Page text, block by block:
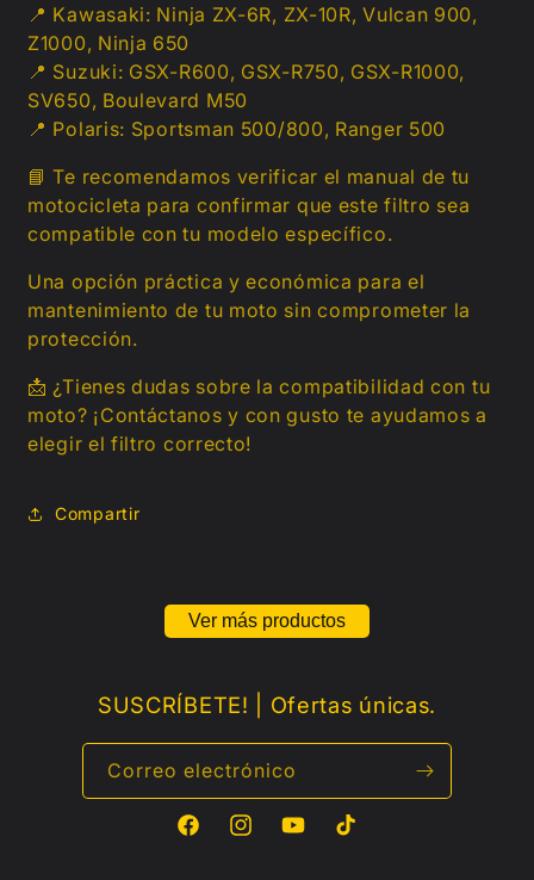
📍 Kawasaki: Ninja ZX-6R, ZX-10R, Vulcan 900,
Z1000, Ninja 650
📍 Suzuki: GSX-R600, GSX-R750, GSX-R1000,
SV650, Boulevard M50
📍 Polaris: Sportsman 500/800, Ranger 500
📘Te recomendamos verificar el manual de tu
motocicleta para confirmar que este filtro sea
compatible con tu modelo específico.
Una opción práctica y económica para el
mantenimiento de tu moto sin comprometer la
protección.
📩 ¿Tienes dudas sobre la compatibilidad con tu
moto? ¡Contáctanos y con gusto te ayudamos a
elegir el filtro correcto!
Compartir
Ver más productos
SUSCRÍBETE! | Ofertas únicas.
Correo electrónico
FacebookInstagramYouTubeTikTok